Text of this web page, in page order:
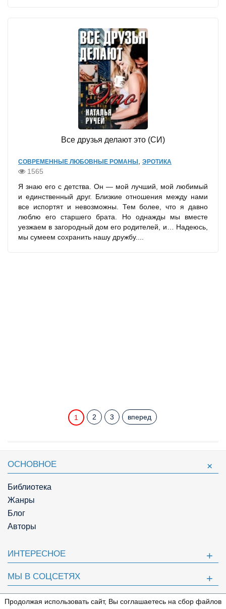
Все друзья делают это (СИ)
СОВРЕМЕННЫЕ ЛЮБОВНЫЕ РОМАНЫ ЭРОТИКА
1565
Я знаю его с детства. Он — мой лучший, мой любимый
и единственный друг. Близкие отношения между нами
все испортят и невозможны. Тем более, что я давно
люблю его старшего брата. Но однажды мы вместе
уезжаем в загородный дом его родителей, и… Надеюсь,
мы сумеем сохранить нашу дружбу....
1 2 3 вперед
ОСНОВНОЕ
Библиотека
Жанры
Блог
Авторы
ИНТЕРЕСНОЕ
МЫ В СОЦСЕТЯХ
ПОЛЕЗНОЕ
Продолжая использовать сайт, Вы соглашаетесь на сбор файлов